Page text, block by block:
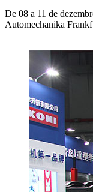
De 08 a 11 de
Automechanika